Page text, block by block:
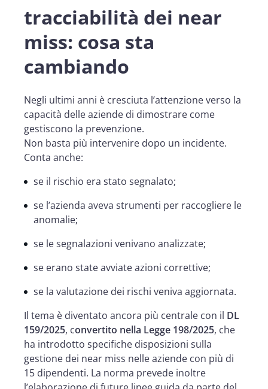
tracciabilità dei near
miss: cosa sta
cambiando
Negli ultimi anni è cresciuta l’attenzione verso la
capacità delle aziende di dimostrare come
gestiscono la prevenzione.
Non basta più intervenire dopo un incidente.
Conta anche:
se il rischio era stato segnalato;
se l’azienda aveva strumenti per raccogliere le
anomalie;
se le segnalazioni venivano analizzate;
se erano state avviate azioni correttive;
se la valutazione dei rischi veniva aggiornata.
Il tema è diventato ancora più centrale con il DL
159/2025, convertito nella Legge 198/2025, che
ha introdotto specifiche disposizioni sulla
gestione dei near miss nelle aziende con più di
15 dipendenti. La norma prevede inoltre